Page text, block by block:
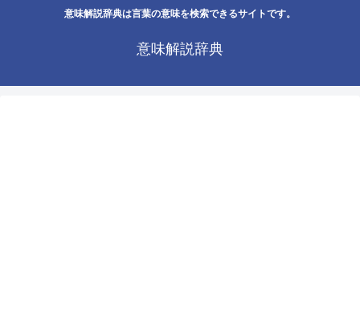
意味解説辞典は言葉の意味を検索できるサイトです。
意味解説辞典